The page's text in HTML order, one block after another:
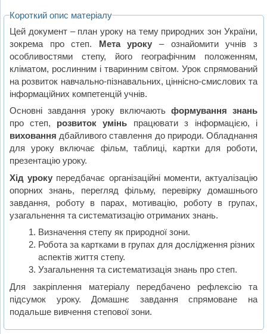
Короткий опис матеріалу
Цей документ – план уроку на тему природних зон України,
зокрема про степ. Мета уроку – ознайомити учнів з
особливостями степу, його географічним положенням,
кліматом, рослинним і тваринним світом. Урок спрямований
на розвиток навчально-пізнавальних, ціннісно-смислових та
інформаційних компетенцій учнів.
Основні завдання уроку включаютьформування знань
про степ, розвиток умінь працювати з інформацією, і
виховання дбайливого ставлення до природи. Обладнання
для уроку включає фільм, таблиці, картки для роботи,
презентацію уроку.
Хід уроку передбачає організаційні моменти, актуалізацію
опорних знань, перегляд фільму, перевірку домашнього
завдання, роботу в парах, мотивацію, роботу в групах,
узагальнення та систематизацію отриманих знань.
Визначення степу як природної зони.
Робота за картками в групах для дослідження різних
аспектів життя степу.
Узагальнення та систематизація знань про степ.
Для закріплення матеріалу передбачено рефлексію та
підсумок уроку. Домашнє завдання спрямоване на
подальше вивчення степової зони.